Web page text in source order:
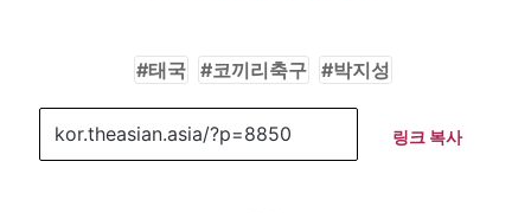
태국 코끼리축구 박지성
링크 복사